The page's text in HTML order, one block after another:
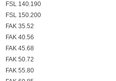
FSL 140.190
FSL 150.200
FAK 35.52
FAK 40.56
FAK 45.68
FAK 50.72
FAK 55.80